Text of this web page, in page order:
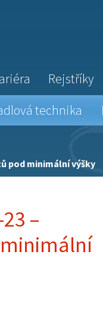
Rejstříky
technika
pod minimální výšky
–